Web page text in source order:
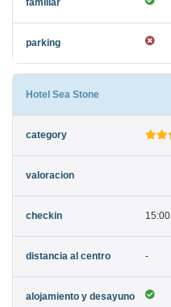
Hotel Sea Stone
15:00
-